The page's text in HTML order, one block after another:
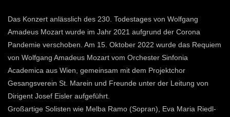
Das Konzert anlässlich des 230. Todestages von Wolfgang
Amadeus Mozart wurde im Jahr 2021 aufgrund der Corona
Pandemie verschoben. Am 15. Oktober 2022 wurde das Requiem
von Wolfgang Amadeus Mozart vom Orchester Sinfonia
Academica aus Wien, gemeinsam mit dem Projektchor
Gesangsverein St. Marein und Freunde unter der Leitung von
Dirigent Josef Eisler aufgeführt.
Großartige Solisten wie Melba Ramo (Sopran), Eva Maria Riedl-